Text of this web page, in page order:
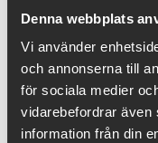
Denna webbplats
Vi använder
och annonserna till
för sociala medier
vidarebefordrar även
information från din